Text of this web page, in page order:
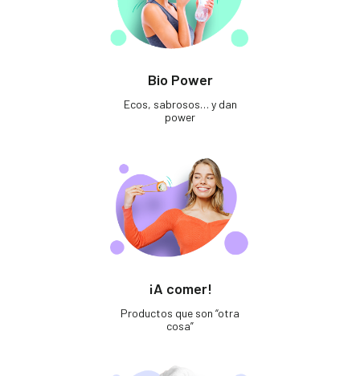
Bio Power
Ecos, sabrosos… y dan
power
¡A comer!
Productos que son “otra
cosa”